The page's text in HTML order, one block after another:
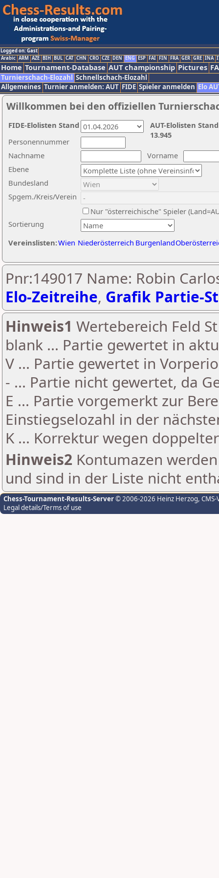
Logged on: Gast
Arabic ARM AZE BIH BUL CAT CHN CRO CZE DEN ENG ESP FAI FIN FRA GER GRE INA
Home Tournament-Database AUT championship Pictures
Turnierschach-Elozahl Schnellschach-Elozahl
Allgemeines Turnier anmelden: AUT FIDE Spieler anmelden Elo
Willkommen bei den offiziellen
Nachname
Vorname
Ebene
Sortierung
Personennummer
Bundesland
Spgem./Kreis/Verein
Nur "österreichische" Spieler
Vereinslisten:Wien Niederösterreich Burgenland
AUT-Elolisten
13.945
FIDE-Elolisten Stand
Pnr:149017 Name: Robin
Elo-Zeitreihe, Grafik Partie-
Hinweis1 Wertebereich Feld
blank ... Partie gewertet in
V ... Partie gewertet in
- ... Partie nicht gewertet, da
E ... Partie vorgemerkt zur
Einstiegselozahl in der
K ... Korrektur wegen
Hinweis2 Kontumazen
und sind in der Liste nicht
Chess-Tournament-Results-Server© 2006-2026 Heinz Herzog,
Legal details/Terms of use